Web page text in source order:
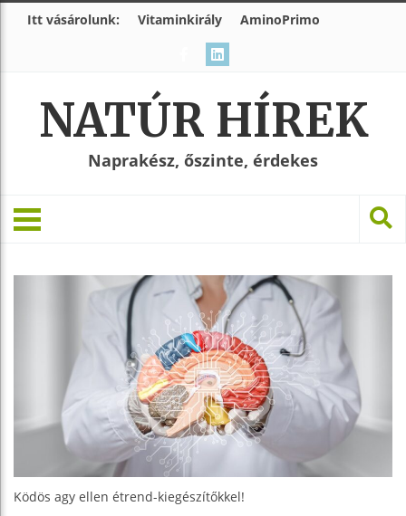
Itt vásárolunk: Vitaminkirály AminoPrimo
NATÚR HÍREK
Naprakész, őszinte, érdekes
Ködös agy ellen étrend-kiegészítőkkel!